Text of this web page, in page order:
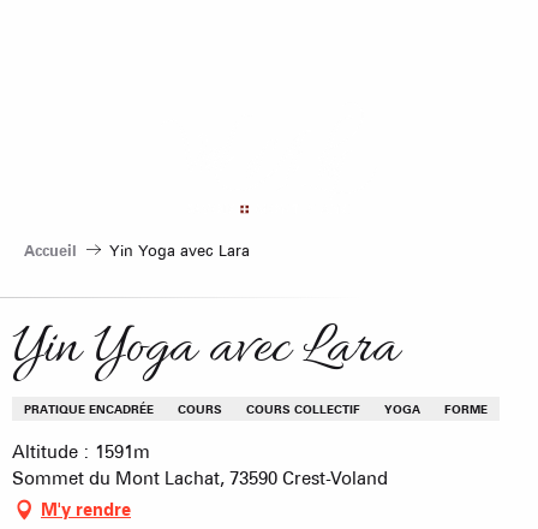
Accueil Yin Yoga avec Lara
Yin Yoga avec Lara
PRATIQUE ENCADRÉE COURS COURS COLLECTIF YOGA FORME
Altitude : 1591m
Sommet du Mont Lachat, 73590 Crest-Voland
M'y rendre